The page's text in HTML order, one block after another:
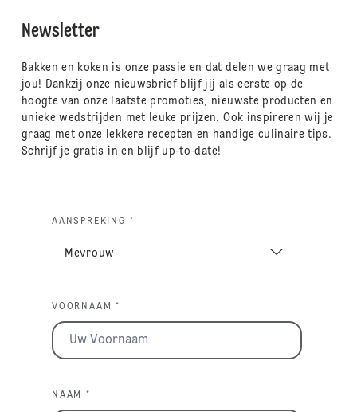
Newsletter
Bakken en koken is onze passie en dat delen we graag met
jou! Dankzij onze nieuwsbrief blijf jij als eerste op de
hoogte van onze laatste promoties, nieuwste producten en
unieke wedstrijden met leuke prijzen. Ook inspireren wij je
graag met onze lekkere recepten en handige culinaire tips.
Schrijf je gratis in en blijf up-to-date!
AANSPREKING *
VOORNAAM *
NAAM *